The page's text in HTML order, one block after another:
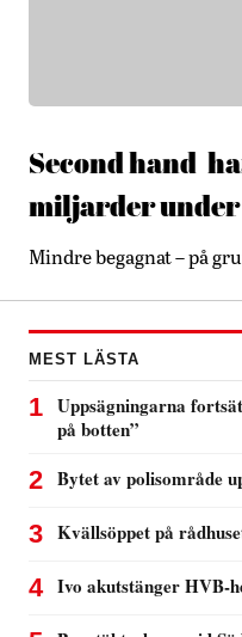
Second hand-
miljarder
Mindre begagnat – på